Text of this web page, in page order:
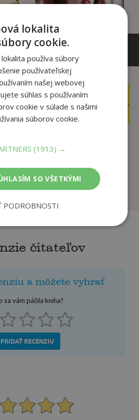
,90€
,21 14
Viac než milenka
Na sklade
čitateľov
a môžete vyhrať
sa vám páčila kniha?
PRIDAŤ RECENZIU
lokalita
cookie.
používa súbory
používateľskej
našej webovej
súhlas s používaním
cookie v súlade s našimi
súborov cookie.
(1913) →
SO VŠETKÝMI
PODROBNOSTI